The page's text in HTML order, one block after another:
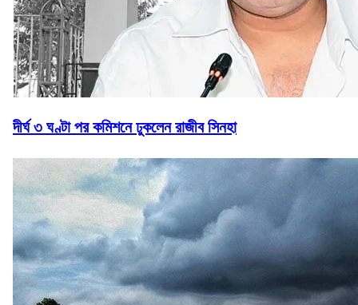
দীর্ঘ ৩ ঘণ্টা পর কমিশনে ঢুকলেন রাজীব সিনহা